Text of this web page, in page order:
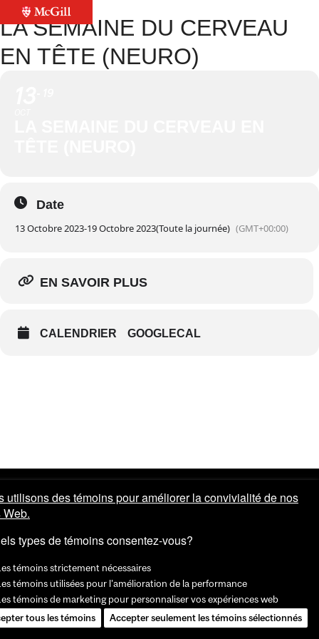
LA SEMAINE DU CERVEAU
EN TÊTE (NEURO)
Date
13 Octobre 2023-19 Octobre 2023(Toute la journée) (GMT+00:00)
EN SAVOIR PLUS
CALENDRIER GOOGLECAL
utilisons des témoins pour améliorer la convivialité de nos
types de témoins consentez-vous?
témoins strictement nécessaires
témoins utilisées pour l'amélioration de la performance
témoins de marketing pour personnaliser vos expériences web
tous les témoins
Accepter seulement les témoins sélectionnés